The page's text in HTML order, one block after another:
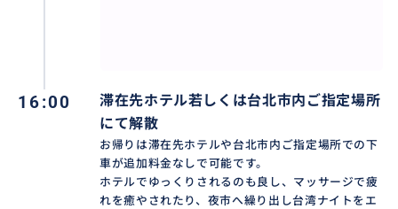
お客様のご希望に合わせた台北市内を効率よく巡るこ
とが出来ます。
16:00
滞在先ホテル若しくは台北市内ご指定場所
にて解散
お帰りは滞在先ホテルや台北市内ご指定場所での下
車が追加料金なしで可能です。
ホテルでゆっくりされるのも良し、マッサージで疲
れを癒やされたり、夜市へ繰り出し台湾ナイトをエ